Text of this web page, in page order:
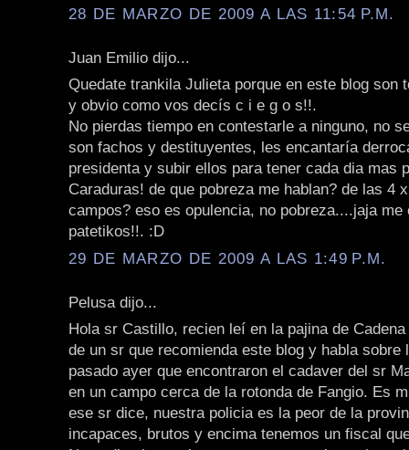
28 DE MARZO DE 2009 A LAS 11:54 P.M.
Juan Emilio dijo...
Quedate trankila Julieta porque en este blog son
y obvio como vos decís c i e g o s!!.
No pierdas tiempo en contestarle a ninguno, no
son fachos y destituyentes, les encantaría
presidenta y subir ellos para tener cada dia mas
Caraduras! de que pobreza me hablan? de las 4
campos? eso es opulencia, no pobreza....jaja
patetikos!!. :D
29 DE MARZO DE 2009 A LAS 1:49 P.M.
Pelusa dijo...
Hola sr Castillo, recien leí en la pajina de
de un sr que recomienda este blog y habla sobre
pasado ayer que encontraron el cadaver del sr
en un campo cerca de la rotonda de Fangio. Es
ese sr dice, nuestra policia es la peor de la
incapaces, brutos y encima tenemos un fiscal